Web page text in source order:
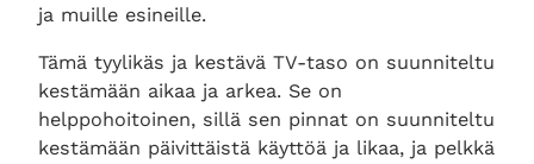
ja muille esineille.
Tämä tyylikäs ja kestävä TV-taso on suunniteltu
kestämään aikaa ja arkea. Se on
helppohoitoinen, sillä sen pinnat on suunniteltu
kestämään päivittäistä käyttöä ja likaa, ja pelkkä